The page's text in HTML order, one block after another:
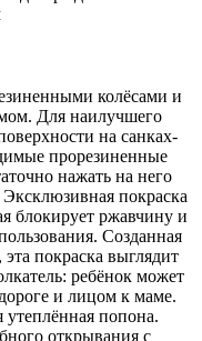
колёсами и
Для наилучшего
на санках-
прорезиненные
нажать на него
покраска
блокирует ржавчину и
Созданная
покраска выглядит
ребёнок может
и лицом к маме.
попона.
открывания с